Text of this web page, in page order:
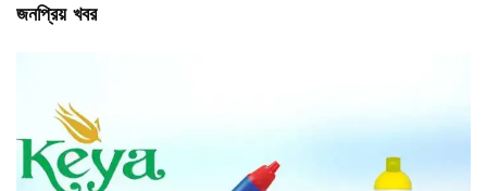
জনপ্রিয় খবর